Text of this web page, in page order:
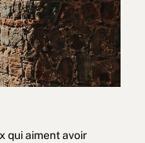
qui aiment avoir